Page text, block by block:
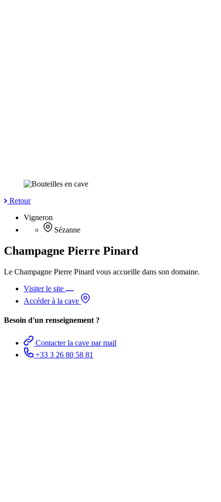
Retour
Vigneron
Sézanne
Champagne Pierre Pinard
Le Champagne Pierre Pinard vous accueille dans son domaine.
Visiter le site
Accéder à la cave
Besoin d'un renseignement ?
Contacter la cave par mail
+33 3 26 80 58 81